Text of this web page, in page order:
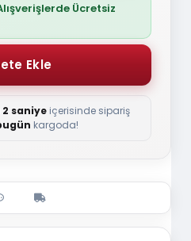
Ücretsiz
2 saniye içerisinde sipariş
kargoda!